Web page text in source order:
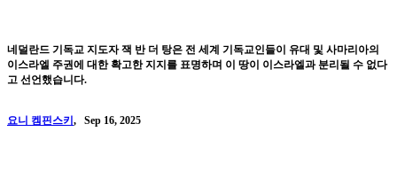
네덜란드 기독교 지도자 잭 반 더 탕은 전 세계 기독교인들이 유대 및 사마리아의
이스라엘 주권에 대한 확고한 지지를 표명하며 이 땅이 이스라엘과 분리될 수 없다
고 선언했습니다.
요니 켐핀스키 , Sep 16, 2025